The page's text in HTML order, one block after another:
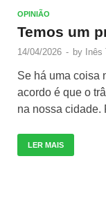
OPINIÃO
Temos um
14/04/2026 - by
Se há uma coisa
acordo é que o
na nossa
LER MAIS